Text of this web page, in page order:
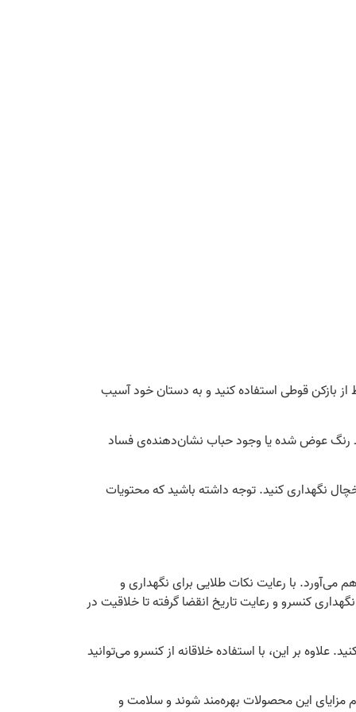
بازکن قوطی استفاده کنید و به دستان خود آسیب
رنگ عوض شده یا وجود حباب نشان‌دهنده‌ی فساد
نگهداری کنید. توجه داشته باشید که محتویات
می‌آورد. با رعایت نکات طلایی برای نگهداری و
کنسرو و رعایت تاریخ انقضا گرفته تا خلاقیت در
بر این، با استفاده خلاقانه از کنسرو می‌توانید
مزایای این محصولات بهره‌مند شوند و سلامت و